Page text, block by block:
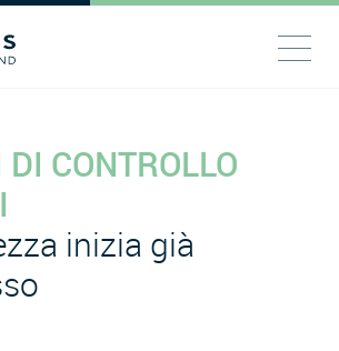
CONTROLLO
inizia già